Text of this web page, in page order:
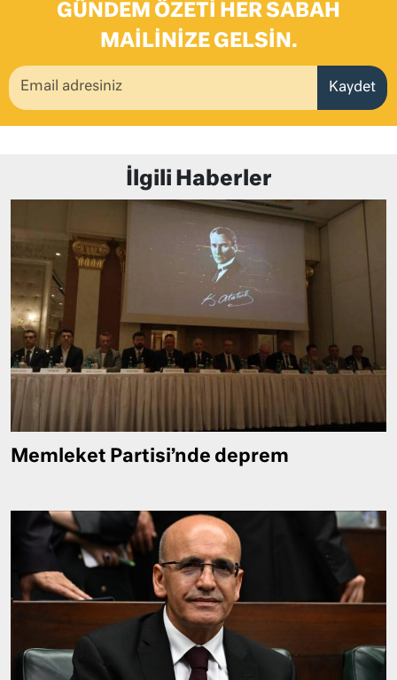
GÜNDEM ÖZETI HER SABAH
MAILINIZE GELSIN.
Kaydet
İlgili Haberler
Memleket Partisi’nde deprem